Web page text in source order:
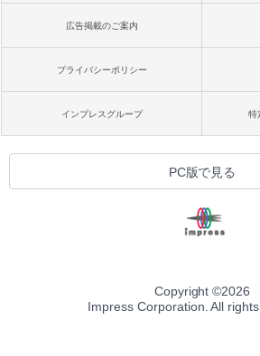
広告掲載のご案内
プライバシーポリシー
インプレスグループ 特
PC版で見る
Copyright ©2026
Impress Corporation. All